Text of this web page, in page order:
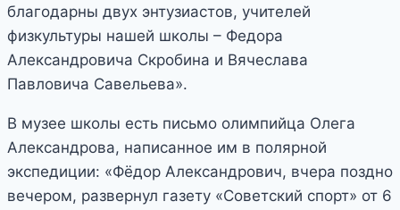
благодарны двух энтузиастов, учителей
физкультуры нашей школы – Федора
Александровича Скробина и Вячеслава
Павловича Савельева».
В музее школы есть письмо олимпийца Олега
Александрова, написанное им в полярной
экспедиции: «Фёдор Александрович, вчера поздно
вечером, развернул газету «Советский спорт» от 6